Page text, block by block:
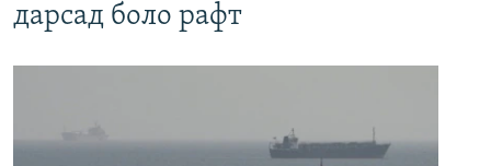
дарсад боло рафт